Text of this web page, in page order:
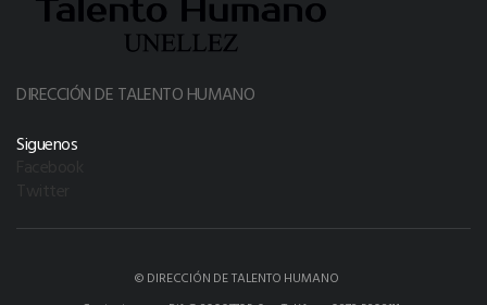
DIRECCIÓN DE TALENTO HUMANO
Siguenos
© DIRECCIÓN DE TALENTO HUMANO